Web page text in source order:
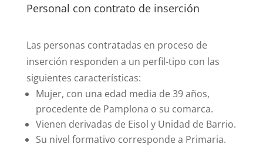
Personal con contrato de inserción
Las personas contratadas en proceso de
inserción responden a un perfil-tipo con las
siguientes características:
Mujer, con una edad media de 39 años,
procedente de Pamplona o su comarca.
Vienen derivadas de Eisol y Unidad de Barrio.
Su nivel formativo corresponde a Primaria.